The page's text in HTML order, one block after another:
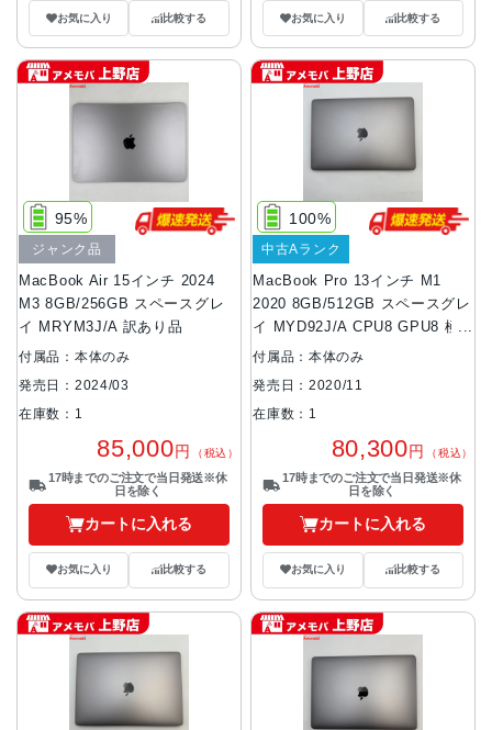
お気に入り 比較する お気に入り 比較する
MacBook Air 15インチ 2024
M3 8GB/256GB スペースグレ
イ MRYM3J/A 訳あり品
95%
ジャンク品
付属品：本体のみ
発売日：2024/03
在庫数：1
85,000円 （税込）
17時までのご注文で当日発送※休
日を除く
カートに入れる
お気に入り 比較する
MacBook Pro 13インチ M1
2020 8GB/512GB スペースグレ
イ MYD92J/A CPU8 GPU8 極
美品
100%
中古Aランク
付属品：本体のみ
発売日：2020/11
在庫数：1
80,300円 （税込）
17時までのご注文で当日発送※休
日を除く
カートに入れる
お気に入り 比較する